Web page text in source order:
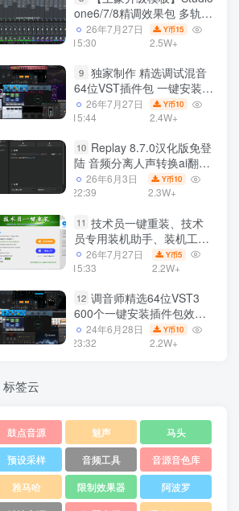
one6/7/8精调效果包 多轨道
效果模式可选 声卡调试好预
设模板 带插件全套文件
26年7月27日
15:30
Y币15
2.5W+
9 独家制作 精选调试混音
64位VST插件包 一键安装
600个效果器合集v2.0 WiN
支持定制
26年7月27日
15:44
Y币10
2.4W+
10 Replay 8.7.0汉化版免登
陆 音频分离人声转换ai翻唱
支持50系显卡 一键安装
WiN
26年6月3日
22:39
Y币10
2.3W+
11 技术员一键重装、技术
员专用装机助手、装机工
具、电脑系统装机软件丶一
键安装系统
26年7月27日
15:33
Y币5
2.2W+
12 调音师精选64位VST3
600个一键安装插件包效果
器集合10G WiN
24年6月28日
23:32
Y币10
2.2W+
标签云
鼓点音源 魅声
马头
预设采样
音频工具
音源音色库
雅马哈
限制效果器
阿波罗